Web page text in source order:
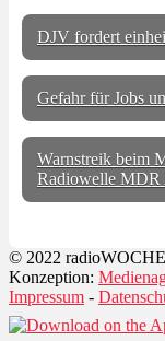
DJV fordert
Gefahr für Jobs
Warnstreik beim
Radiowelle MDR
© 2022
Konzeption:
Impressum -